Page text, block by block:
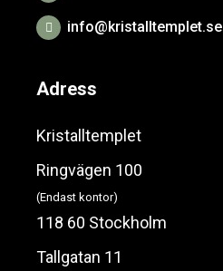
info@kristalltemplet.se
Adress
Kristalltemplet
Ringvägen 100
(Endast kontor)
118 60 Stockholm
Tallgatan 11